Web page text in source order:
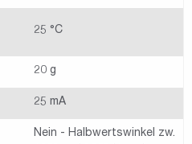
25 °C
20 g
25 mA
Nein - Halbwertswinkel zw.